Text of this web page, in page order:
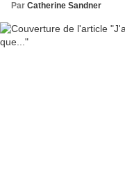
Par Catherine Sandner